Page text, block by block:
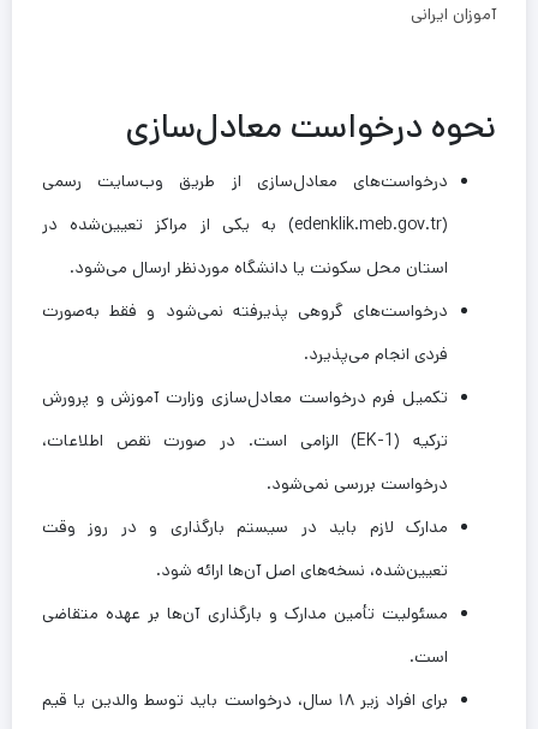
آموزان ایرانی
نحوه درخواست معادل‌سازی
درخواست‌های معادل‌سازی از طریق وب‌سایت رسمی
(edenklik.meb.gov.tr) به یکی از مراکز تعیین‌شده در
استان محل سکونت یا دانشگاه موردنظر ارسال می‌شود.
درخواست‌های گروهی پذیرفته نمی‌شود و فقط به‌صورت
فردی انجام می‌پذیرد.
تکمیل فرم درخواست معادل‌سازی وزارت آموزش و پرورش
ترکیه (EK-1) الزامی است. در صورت نقص اطلاعات،
درخواست بررسی نمی‌شود.
مدارک لازم باید در سیستم بارگذاری و در روز وقت
تعیین‌شده، نسخه‌های اصل آن‌ها ارائه شود.
مسئولیت تأمین مدارک و بارگذاری آن‌ها بر عهده متقاضی
است.
برای افراد زیر ۱۸ سال، درخواست باید توسط والدین یا قیم